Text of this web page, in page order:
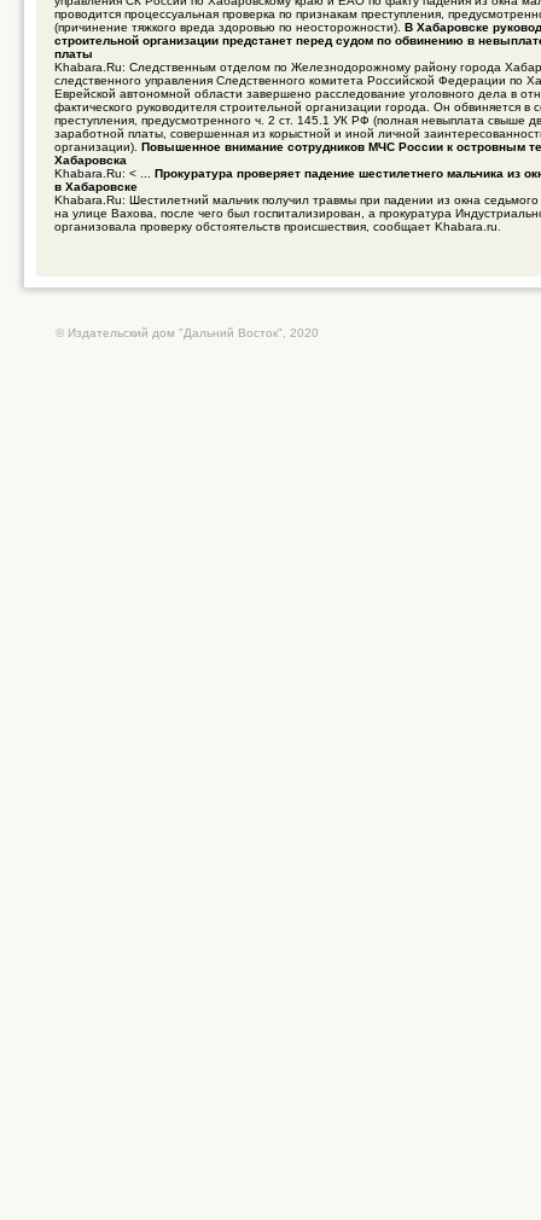
проводится процессуальная проверка по признакам преступления,
(причинение тяжкого вреда здоровью по неосторожности). В Хабаровске
строительной организации предстанет перед судом по обвинению в
платы
Khabara.Ru: Следственным отделом по Железнодорожному району города
следственного управления Следственного комитета Российской Федерации по
Еврейской автономной области завершено расследование уголовного дела в
фактического руководителя строительной организации города. Он обвиняется в
преступления, предусмотренного ч. 2 ст. 145.1 УК РФ (полная невыплата свыше
заработной платы, совершенная из корыстной и иной личной
организации). Повышенное внимание сотрудников МЧС России к островным
Хабаровска
Khabara.Ru: < ... Прокуратура проверяет падение шестилетнего мальчика из
в Хабаровске
Khabara.Ru: Шестилетний мальчик получил травмы при падении из окна
на улице Вахова, после чего был госпитализирован, а прокуратура
организовала проверку обстоятельств происшествия, сообщает Khabara.ru.
© Издательский дом "Дальний Восток", 2020